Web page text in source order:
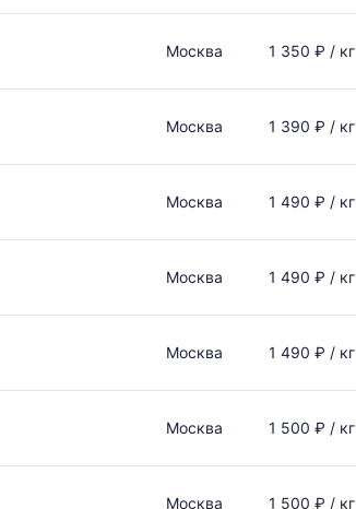
Москва 1 350 ₽ / кг
Москва 1 390 ₽ / кг
Москва 1 490 ₽ / кг
Москва 1 490 ₽ / кг
Москва 1 490 ₽ / кг
Москва 1 500 ₽ / кг
Москва 1 500 ₽ / кг